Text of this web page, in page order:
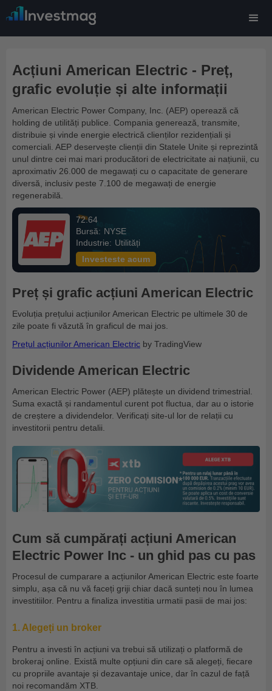
Acțiuni American Electric - Preț,
grafic evoluție și alte informații
American Electric Power Company, Inc. (AEP) operează că
holding de utilități publice. Compania generează, transmite,
distribuie și vinde energie electrică clienților rezidențiali și
comerciali. AEP deservește clienții din Statele Unite și reprezintă
unul dintre cei mai mari producători de electricitate ai națiunii, cu
aproximativ 26.000 de megawați cu o capacitate de generare
diversă, inclusiv peste 7.100 de megawați de energie
regenerabilă.
72.64
Bursă: NYSE
Industrie: Utilități
Investeste acum
Preț și grafic acțiuni American Electric
Evoluția prețului acțiunilor American Electric pe ultimele 30 de
zile poate fi văzută în graficul de mai jos.
Prețul acțiunilor American Electric by TradingView
Dividende American Electric
American Electric Power (AEP) plătește un dividend trimestrial.
Suma exactă și randamentul curent pot fluctua, dar au o istorie
de creștere a dividendelor. Verificați site-ul lor de relații cu
investitorii pentru detalii.
Cum să cumpărați acțiuni American
Electric Power Inc - un ghid pas cu pas
Procesul de cumparare a acțiunilor American Electric este foarte
simplu, așa că nu vă faceți griji chiar dacă sunteți nou în lumea
investitiilor. Pentru a finaliza investitia urmatii pasii de mai jos:
1. Alegeți un broker
Pentru a investi în acțiuni va trebui să utilizați o platformă de
brokeraj online. Există multe opțiuni din care să alegeți, fiecare
cu propriile avantaje și dezavantaje unice, dar în cazul de față
noi recomandăm XTB.